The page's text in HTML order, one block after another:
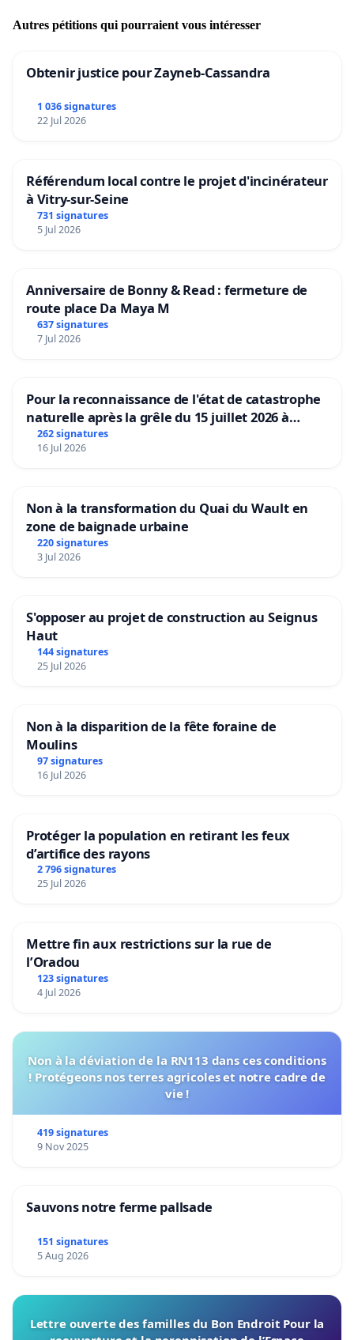
Autres pétitions qui pourraient vous intéresser
Obtenir justice pour Zayneb-Cassandra
1 036 signatures
22 Jul 2026
Référendum local contre le projet d'incinérateur
à Vitry-sur-Seine
731 signatures
5 Jul 2026
Anniversaire de Bonny & Read : fermeture de
route place Da Maya M
637 signatures
7 Jul 2026
Pour la reconnaissance de l'état de catastrophe
naturelle après la grêle du 15 juillet 2026 à
Aubenas et ses alentours
262 signatures
16 Jul 2026
Non à la transformation du Quai du Wault en
zone de baignade urbaine
220 signatures
3 Jul 2026
S'opposer au projet de construction au Seignus
Haut
144 signatures
25 Jul 2026
Non à la disparition de la fête foraine de
Moulins
97 signatures
16 Jul 2026
Protéger la population en retirant les feux
d’artifice des rayons
2 796 signatures
25 Jul 2026
Mettre fin aux restrictions sur la rue de
l’Oradou
123 signatures
4 Jul 2026
Non à la déviation de la RN113 dans ces conditions
! Protégeons nos terres agricoles et notre cadre de
vie !
419 signatures
9 Nov 2025
Sauvons notre ferme pallsade
151 signatures
5 Aug 2026
Lettre ouverte des familles du Bon Endroit Pour la